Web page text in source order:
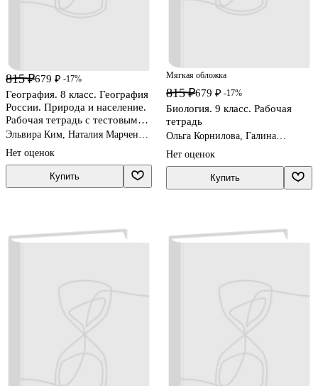
815 ₽679 ₽ -17%
География. 8 класс. География
России. Природа и население.
Рабочая тетрадь с тестовыми
заданиями ЕГЭ
Эльвира Ким, Наталия Марченко,
Нет оценок
Купить
Мягкая обложка
815 ₽679 ₽ -17%
Биология. 9 класс. Рабочая
тетрадь
Ольга Корнилова, Галина
Нет оценок
Купить